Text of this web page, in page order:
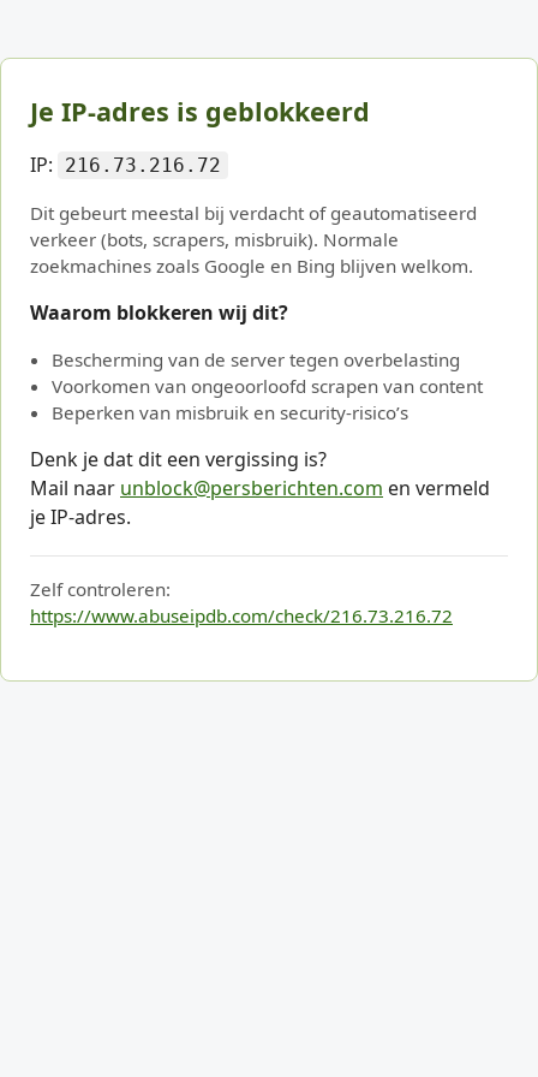
Je IP-adres is geblokkeerd
IP: 216.73.216.72
Dit gebeurt meestal bij verdacht of geautomatiseerd
verkeer (bots, scrapers, misbruik). Normale
zoekmachines zoals Google en Bing blijven welkom.
Waarom blokkeren wij dit?
Bescherming van de server tegen overbelasting
Voorkomen van ongeoorloofd scrapen van content
Beperken van misbruik en security-risico’s
Denk je dat dit een vergissing is?
Mail naar unblock@persberichten.com en vermeld
je IP-adres.
Zelf controleren:
https://www.abuseipdb.com/check/216.73.216.72